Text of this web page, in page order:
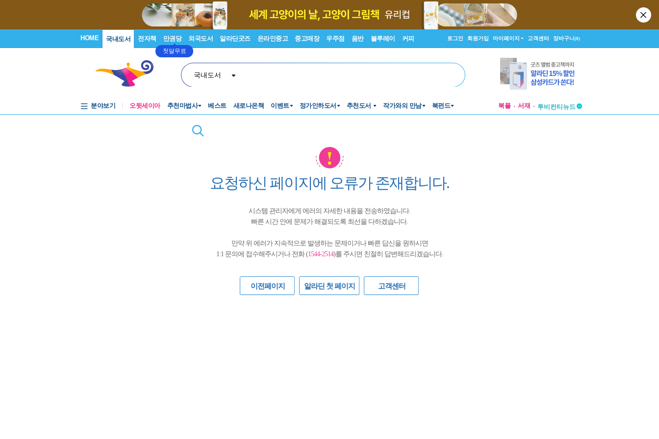
HOME 국내도서 전자책 만권당
첫달무료
외국도서 알라딘굿즈 온라인중고 중고매장 우주점 음반 블루레이 커피 로그인 회원가입 마이페이지 고객센터 장바구니(0)
국내도서
분야보기 오뒷세이아 추천마법사 베스트 새로나온책 이벤트 정가인하도서 추천도서 작가와의 만남 북펀드 북플 서재
투비컨티뉴드
투비컨티뉴드
요청하신 페이지에 오류가 존재합니다.
시스템 관리자에게 에러의 자세한 내용을 전송하였습니다.
빠른 시간 안에 문제가 해결되도록 최선을 다하겠습니다.
만약 위 에러가 지속적으로 발생하는 문제이거나 빠른 답신을 원하시면
1:1 문의에 접수해주시거나 전화 (1544-2514)를 주시면 친절히 답변해드리겠습니다.
이전페이지 알라딘 첫 페이지 고객센터